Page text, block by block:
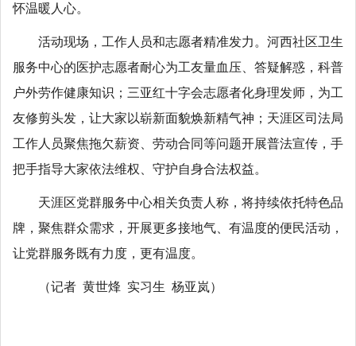
怀温暖人心。
活动现场，工作人员和志愿者精准发力。河西社区卫生
服务中心的医护志愿者耐心为工友量血压、答疑解惑，科普
户外劳作健康知识；三亚红十字会志愿者化身理发师，为工
友修剪头发，让大家以崭新面貌焕新精气神；天涯区司法局
工作人员聚焦拖欠薪资、劳动合同等问题开展普法宣传，手
把手指导大家依法维权、守护自身合法权益。
天涯区党群服务中心相关负责人称，将持续依托特色品
牌，聚焦群众需求，开展更多接地气、有温度的便民活动，
让党群服务既有力度，更有温度。
（记者 黄世烽 实习生 杨亚岚）